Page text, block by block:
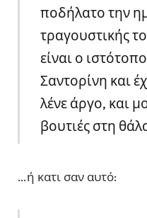
ποδήλατο την
τραγουστικής
είναι ο
Σαντορίνη και
λένε άργο, και
βουτιές στη
…ή κατι σαν αυτό: